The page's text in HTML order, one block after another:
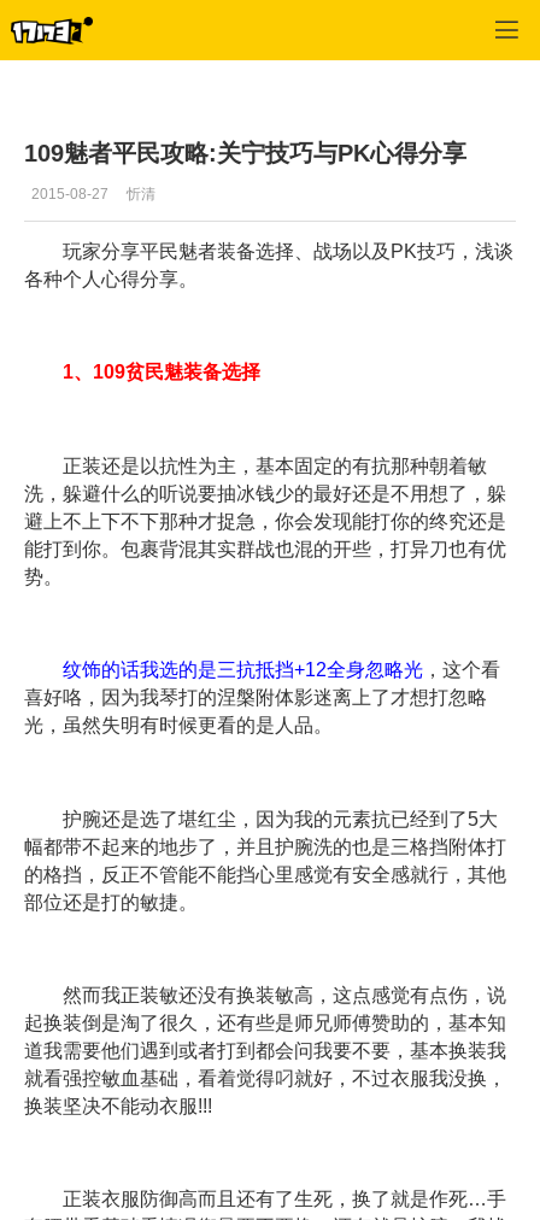
109魅者平民攻略:关宁技巧与PK心得分享
2015-08-27 忻清
玩家分享平民魅者装备选择、战场以及PK技巧，浅谈
各种个人心得分享。
1、109贫民魅装备选择
正装还是以抗性为主，基本固定的有抗那种朝着敏
洗，躲避什么的听说要抽冰钱少的最好还是不用想了，躲
避上不上下不下那种才捉急，你会发现能打你的终究还是
能打到你。包裹背混其实群战也混的开些，打异刀也有优
势。
纹饰的话我选的是三抗抵挡+12全身忽略光 ，这个看
喜好咯，因为我琴打的涅槃附体影迷离上了才想打忽略
光，虽然失明有时候更看的是人品。
护腕还是选了堪红尘，因为我的元素抗已经到了5大
幅都带不起来的地步了，并且护腕洗的也是三格挡附体打
的格挡，反正不管能不能挡心里感觉有安全感就行，其他
部位还是打的敏捷。
然而我正装敏还没有换装敏高，这点感觉有点伤，说
起换装倒是淘了很久，还有些是师兄师傅赞助的，基本知
道我需要他们遇到或者打到都会问我要不要，基本换装我
就看强控敏血基础，看着觉得叼就好，不过衣服我没换，
换装坚决不能动衣服!!!
正装衣服防御高而且还有了生死，换了就是作死…手